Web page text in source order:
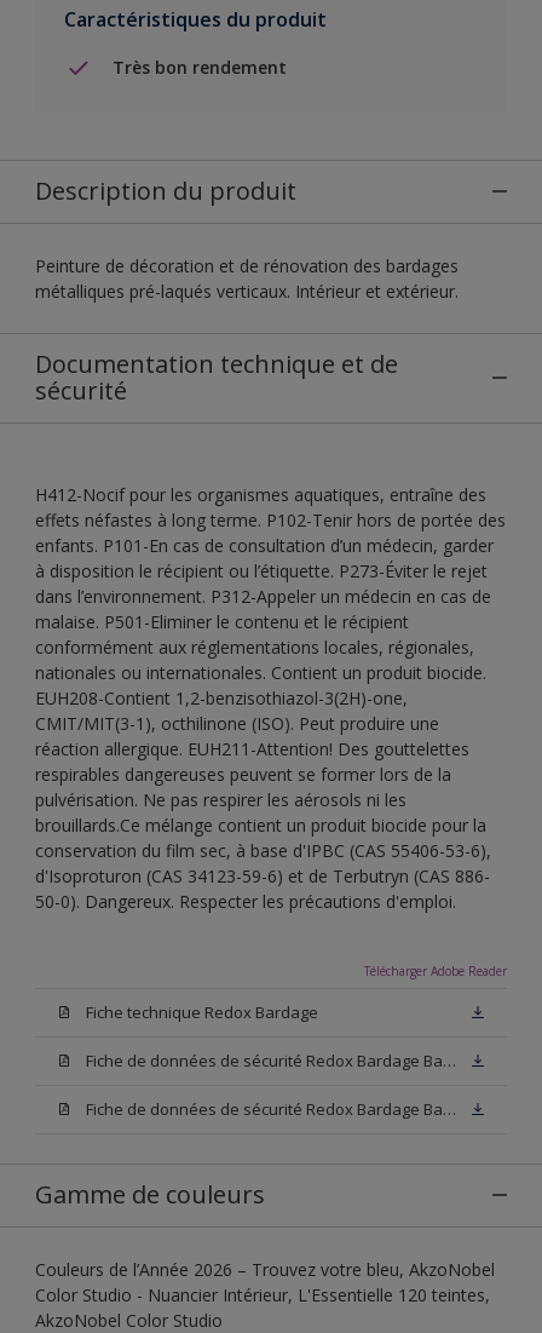
Caractéristiques du produit
Très bon rendement
Description du produit
Peinture de décoration et de rénovation des bardages
métalliques pré-laqués verticaux. Intérieur et extérieur.
Documentation technique et de
sécurité
H412-Nocif pour les organismes aquatiques, entraîne des
effets néfastes à long terme. P102-Tenir hors de portée des
enfants. P101-En cas de consultation d’un médecin, garder
à disposition le récipient ou l’étiquette. P273-Éviter le rejet
dans l’environnement. P312-Appeler un médecin en cas de
malaise. P501-Eliminer le contenu et le récipient
conformément aux réglementations locales, régionales,
nationales ou internationales. Contient un produit biocide.
EUH208-Contient 1,2-benzisothiazol-3(2H)-one,
CMIT/MIT(3-1), octhilinone (ISO). Peut produire une
réaction allergique. EUH211-Attention! Des gouttelettes
respirables dangereuses peuvent se former lors de la
pulvérisation. Ne pas respirer les aérosols ni les
brouillards.Ce mélange contient un produit biocide pour la
conservation du film sec, à base d'IPBC (CAS 55406-53-6),
d'Isoproturon (CAS 34123-59-6) et de Terbutryn (CAS 886-
50-0). Dangereux. Respecter les précautions d'emploi.
Télécharger Adobe Reader
Fiche technique Redox Bardage
Fiche de données de sécurité Redox Bardage Base N00
Fiche de données de sécurité Redox Bardage Base W05
Gamme de couleurs
Couleurs de l’Année 2026 – Trouvez votre bleu, AkzoNobel
Color Studio - Nuancier Intérieur, L'Essentielle 120 teintes,
AkzoNobel Color Studio